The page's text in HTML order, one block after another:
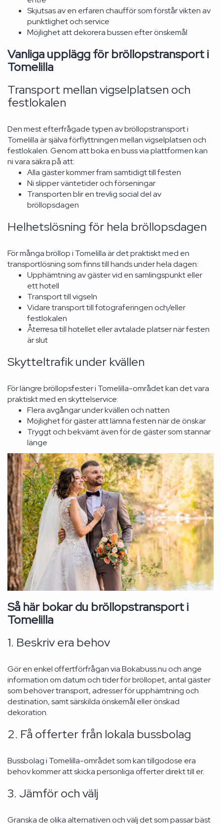
Skjutsas av en erfaren chaufför som förstår vikten av
punktlighet och service
Möjlighet att dekorera bussen efter önskemål
Vanliga upplägg för bröllopstransport i
Tomelilla
Transport mellan vigselplatsen och
festlokalen
Den mest efterfrågade typen av bröllopstransport i
Tomelilla är själva förflyttningen mellan vigselplatsen och
festlokalen. Genom att boka en buss via plattformen kan
ni vara säkra på att:
Alla gäster kommer fram samtidigt till festen
Ni slipper väntetider och förseningar
Transporten blir en trevlig social del av
bröllopsdagen
Helhetslösning för hela bröllopsdagen
För många bröllop i Tomelilla är det praktiskt med en
transportlösning som finns till hands under hela dagen:
Upphämtning av gäster vid en samlingspunkt eller
ett hotell
Transport till vigseln
Vidare transport till fotograferingen och/eller
festlokalen
Återresa till hotellet eller avtalade platser när festen
är slut
Skytteltrafik under kvällen
För längre bröllopsfester i Tomelilla-området kan det vara
praktiskt med en skyttelservice:
Flera avgångar under kvällen och natten
Möjlighet för gäster att lämna festen när de önskar
Tryggt och bekvämt även för de gäster som stannar
länge
Så här bokar du bröllopstransport i
Tomelilla
1. Beskriv era behov
Gör en enkel offertförfrågan via Bokabuss.nu och ange
information om datum och tider för bröllopet, antal gäster
som behöver transport, adresser för upphämtning och
destination, samt särskilda önskemål eller önskad
dekoration.
2. Få offerter från lokala bussbolag
Bussbolag i Tomelilla-området som kan tillgodose era
behov kommer att skicka personliga offerter direkt till er.
3. Jämför och välj
Granska de olika alternativen och välj det som passar bäst